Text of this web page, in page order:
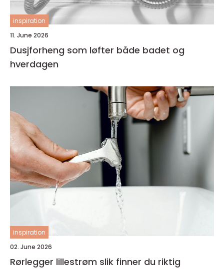
inspiration
11. June 2026
Dusjforheng som løfter både badet og
hverdagen
inspiration
02. June 2026
Rørlegger lillestrøm slik finner du riktig